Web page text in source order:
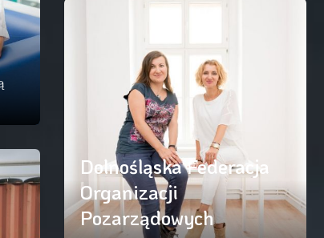
Dolnośląska Federacja
Organizacji
Pozarządowych